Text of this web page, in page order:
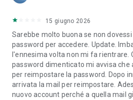
15 giugno 2026
Sarebbe molto buona se non
password per accedere. Update.
l'ennesima volta non mi fa rientrare.
password dimenticato mi avvisa che
per reimpostare la password. Dopo
arrivata la mail per reimpostare.
nuovo account perché a quella mail